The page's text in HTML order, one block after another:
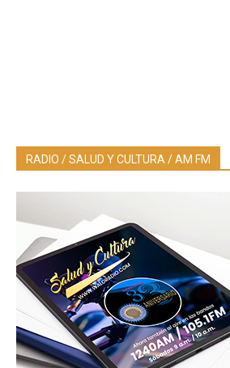
RADIO / SALUD Y CULTURA / AM FM